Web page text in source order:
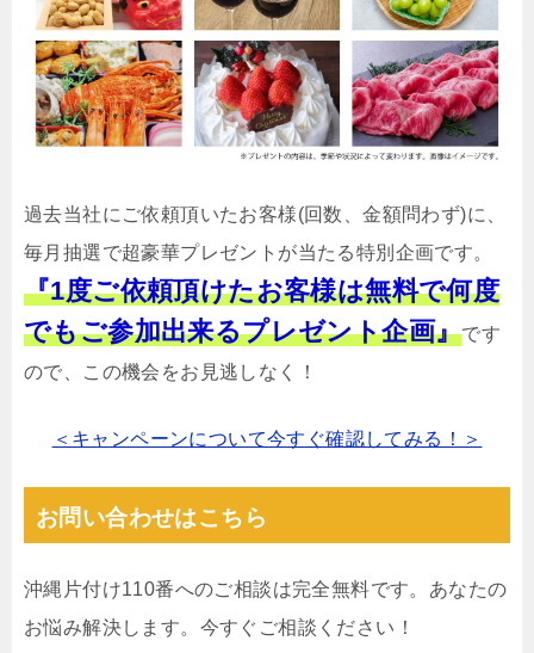
過去当社にご依頼頂いたお客様(回数、金額問わず)に、
毎月抽選で超豪華プレゼントが当たる特別企画です。
『1度ご依頼頂けたお客様は無料で何度
でもご参加出来るプレゼント企画』です
ので、この機会をお見逃しなく！
＜キャンペーンについて今すぐ確認してみる！＞
お問い合わせはこちら
沖縄片付け110番へのご相談は完全無料です。あなたの
お悩み解決します。今すぐご相談ください！